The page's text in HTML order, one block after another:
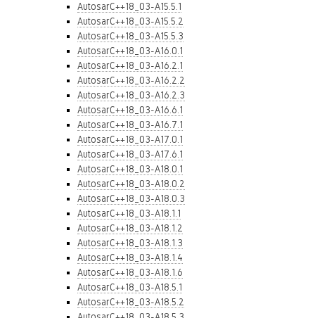
AutosarC++18_03-A15.5.1
AutosarC++18_03-A15.5.2
AutosarC++18_03-A15.5.3
AutosarC++18_03-A16.0.1
AutosarC++18_03-A16.2.1
AutosarC++18_03-A16.2.2
AutosarC++18_03-A16.2.3
AutosarC++18_03-A16.6.1
AutosarC++18_03-A16.7.1
AutosarC++18_03-A17.0.1
AutosarC++18_03-A17.6.1
AutosarC++18_03-A18.0.1
AutosarC++18_03-A18.0.2
AutosarC++18_03-A18.0.3
AutosarC++18_03-A18.1.1
AutosarC++18_03-A18.1.2
AutosarC++18_03-A18.1.3
AutosarC++18_03-A18.1.4
AutosarC++18_03-A18.1.6
AutosarC++18_03-A18.5.1
AutosarC++18_03-A18.5.2